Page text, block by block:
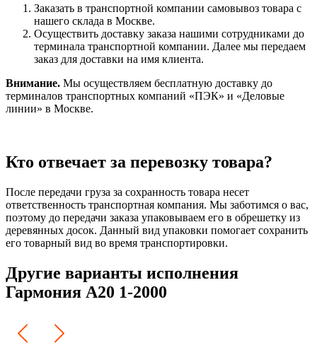
Заказать в транспортной компании самовывоз товара с
нашего склада в Москве.
Осуществить доставку заказа нашими сотрудниками до
терминала транспортной компании. Далее мы передаем
заказ для доставки на имя клиента.
Внимание. Мы осуществляем бесплатную доставку до
терминалов транспортных компаний «ПЭК» и «Деловые
линии» в Москве.
Кто отвечает за перевозку товара?
После передачи груза за сохранность товара несет
ответственность транспортная компания. Мы заботимся о вас,
поэтому до передачи заказа упаковываем его в обрешетку из
деревянных досок. Данный вид упаковки помогает сохранить
его товарный вид во время транспортировки.
Другие варианты исполнения
Гармония А20 1-2000